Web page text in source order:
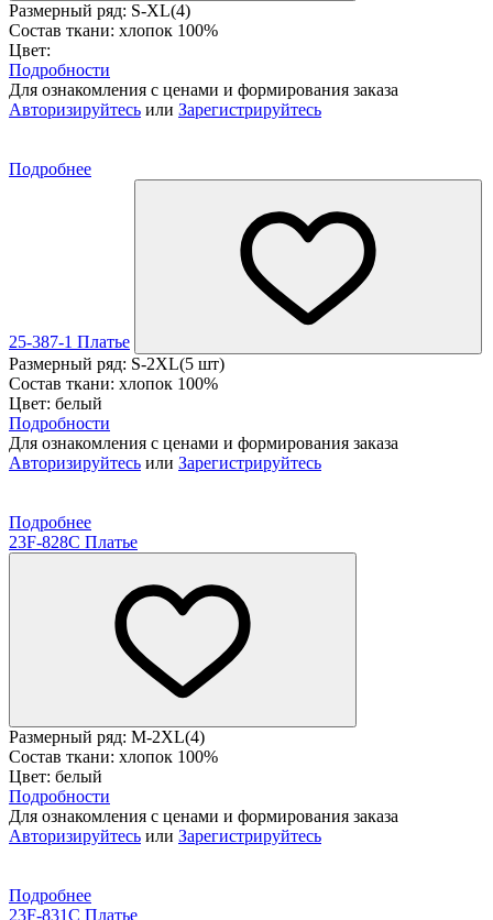
Размерный ряд: S-XL(4)
Состав ткани: хлопок 100%
Цвет:
Подробности
Для ознакомления с ценами и формирования заказа
Авторизируйтесь или Зарегистрируйтесь
Подробнее
25-387-1 Платье
Размерный ряд: S-2XL(5 шт)
Состав ткани: хлопок 100%
Цвет: белый
Подробности
Для ознакомления с ценами и формирования заказа
Авторизируйтесь или Зарегистрируйтесь
Подробнее
23F-828C Платье
Размерный ряд: M-2XL(4)
Состав ткани: хлопок 100%
Цвет: белый
Подробности
Для ознакомления с ценами и формирования заказа
Авторизируйтесь или Зарегистрируйтесь
Подробнее
23F-831C Платье